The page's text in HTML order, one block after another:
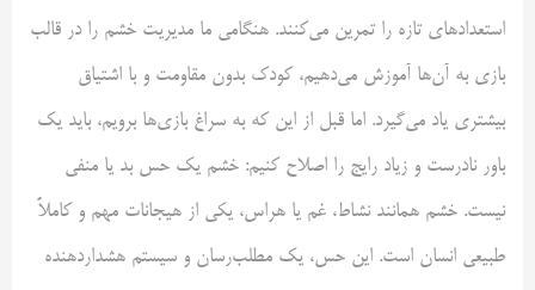
استعداد‌های تازه را تمرین می‌کنند. هنگامی ما مدیریت خشم را در قالب
بازی به آن‌ها آموزش می‌دهیم، کودک بدون مقاومت و با اشتیاق
بیشتری یاد می‌گیرد. اما قبل از این که به سراغ بازی‌ها برویم، باید یک
باور نادرست و زیاد رایج را اصلاح کنیم: خشم یک حس بد یا منفی
نیست. خشم همانند نشاط، غم یا هراس، یکی از هیجانات مهم و کاملاً
طبیعی انسان است. این حس، یک مطلب‌رسان و سیستم هشداردهنده